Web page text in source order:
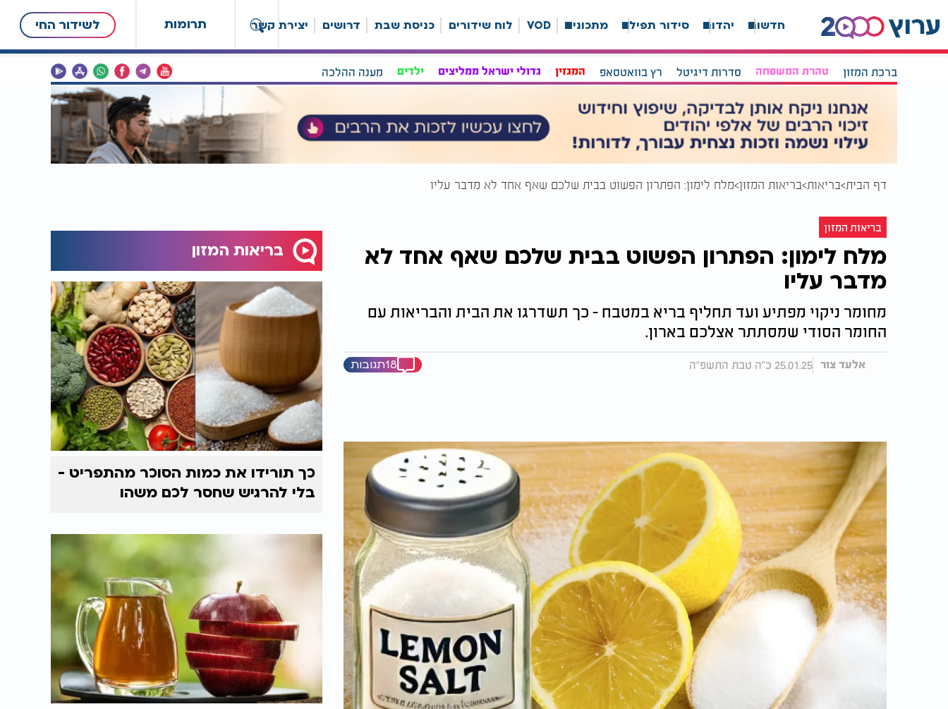
תרומות לשידור החי חדשות יהדות סידור תפילה מתכונים VOD לוח שידורים כניסת שבת דרושים יצירת קשר
ברכת המזון טהרת המשפחה סדרות דיגיטל רץ בוואטסאפ המגזין גדולי ישראל ממליצים ילדים מענה ההלכה
דף הבית בריאות בריאות המזון מלח לימון: הפתרון הפשוט בבית שלכם שאף אחד לא מדבר עליו
בריאות המזון
מלח לימון: הפתרון הפשוט בבית שלכם שאף אחד לא
מדבר עליו
מחומר ניקוי מפתיע ועד תחליף בריא במטבח - כך תשדרגו את הבית והבריאות עם
החומר הסודי שמסתתר אצלכם בארון.
אלעד צור 25.01.25 כ"ה טבת התשפ"ה 18תגובות
בריאות המזון
כך תורידו את כמות הסוכר מהתפריט -
בלי להרגיש שחסר לכם משהו